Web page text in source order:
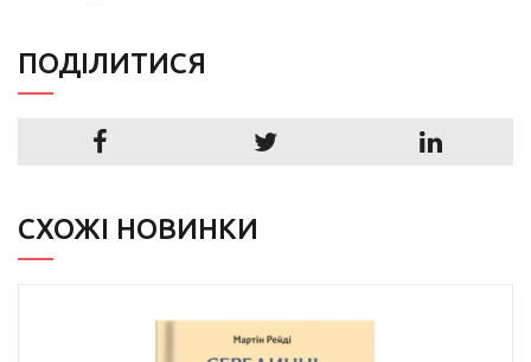
ПОДIЛИТИСЯ
СХОЖІ НОВИНКИ